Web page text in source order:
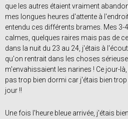
que les autres étaient vraiment
mes longues heures d'attente à
entendu ces différents brames. Mes
calmes, quelques raires mais pas de
dans la nuit du 23 au 24, j'étais à
qu'on rentrait dans les choses
m'envahissaient les narines ! Ce jour-
pas trop bien dormi car j'étais bien
jour !!
Une fois l'heure bleue arrivée, j'étais